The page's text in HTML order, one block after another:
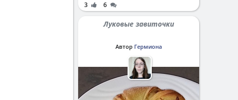
3 6
Луковые завиточки
Автор Гермиона